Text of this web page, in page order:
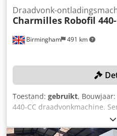
Birmingham 491 km
Draadvonk-
Charmilles Robofil 440-
Toestand: gebruikt, Bouwjaar:
440-CC draadvonkmachine.
Land van herkomst:
op: deze machine is